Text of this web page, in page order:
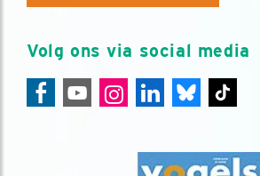
Volg ons via social media